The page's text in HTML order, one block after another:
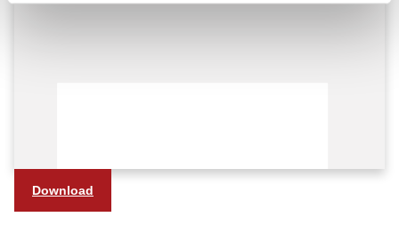
Download